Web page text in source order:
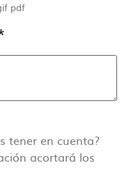
pdf
tener en cuenta?
acortará los